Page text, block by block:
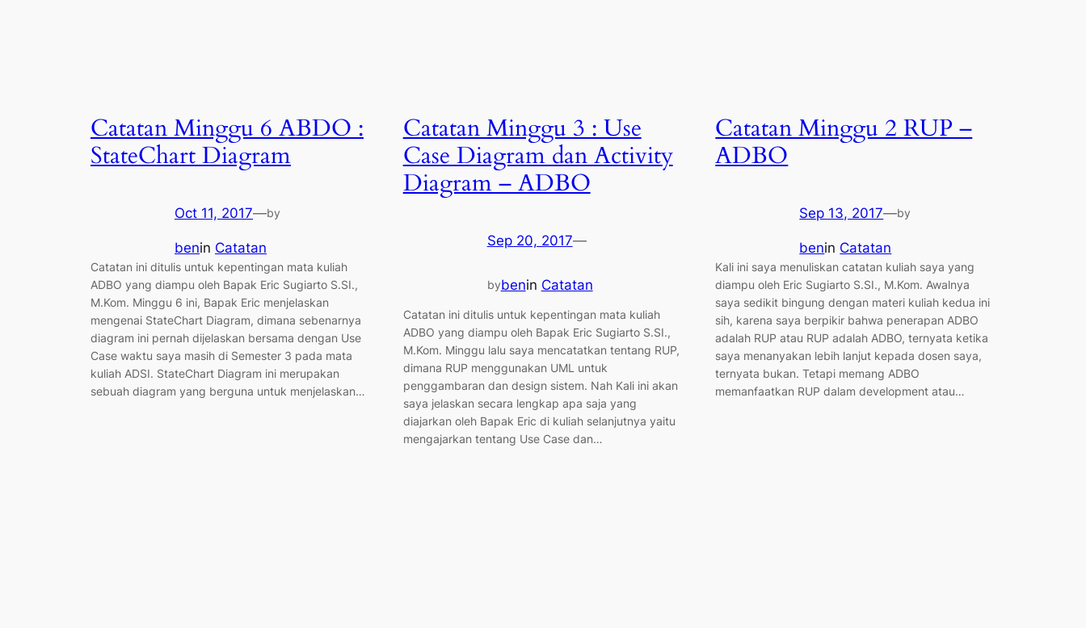
Catatan Minggu 6 ABDO :
StateChart Diagram
Oct 11, 2017—by
benin Catatan
Catatan ini ditulis untuk kepentingan mata kuliah
ADBO yang diampu oleh Bapak Eric Sugiarto S.SI.,
M.Kom. Minggu 6 ini, Bapak Eric menjelaskan
mengenai StateChart Diagram, dimana sebenarnya
diagram ini pernah dijelaskan bersama dengan Use
Case waktu saya masih di Semester 3 pada mata
kuliah ADSI. StateChart Diagram ini merupakan
sebuah diagram yang berguna untuk menjelaskan…
Catatan Minggu 3 : Use
Case Diagram dan Activity
Diagram – ADBO
Sep 20, 2017—
bybenin Catatan
Catatan ini ditulis untuk kepentingan mata kuliah
ADBO yang diampu oleh Bapak Eric Sugiarto S.SI.,
M.Kom. Minggu lalu saya mencatatkan tentang RUP,
dimana RUP menggunakan UML untuk
penggambaran dan design sistem. Nah Kali ini akan
saya jelaskan secara lengkap apa saja yang
diajarkan oleh Bapak Eric di kuliah selanjutnya yaitu
mengajarkan tentang Use Case dan…
Catatan Minggu 2 RUP –
ADBO
Sep 13, 2017—by
benin Catatan
Kali ini saya menuliskan catatan kuliah saya yang
diampu oleh Eric Sugiarto S.SI., M.Kom. Awalnya
saya sedikit bingung dengan materi kuliah kedua ini
sih, karena saya berpikir bahwa penerapan ADBO
adalah RUP atau RUP adalah ADBO, ternyata ketika
saya menanyakan lebih lanjut kepada dosen saya,
ternyata bukan. Tetapi memang ADBO
memanfaatkan RUP dalam development atau…